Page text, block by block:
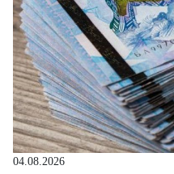
04.08.2026